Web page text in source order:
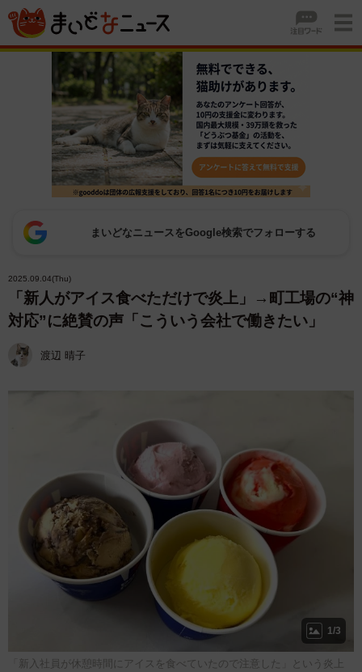
まいどなニュースをGoogle検索でフォローする
2025.09.04(Thu)
「新人がアイス食べただけで炎上」→町工場の“神
対応”に絶賛の声「こういう会社で働きたい」
渡辺 晴子
1/3
「新入社員が休憩時間にアイスを食べていたので注意した」という炎上